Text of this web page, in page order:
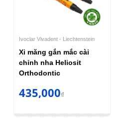
Ivoclar Vivadent - Liechtenstein
Xi măng gắn mắc cài
chỉnh nha Heliosit
Orthodontic
435,000₫